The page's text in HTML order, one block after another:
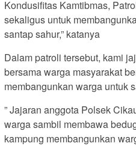
Kondusifitas Kamtibmas,
sekaligus untuk
santap sahur,” katanya
Dalam patroli tersebut, kami
bersama warga masyarakat
membangunkan warga untuk
” Jajaran anggota Polsek
warga sambil membawa
kampung membangunkan